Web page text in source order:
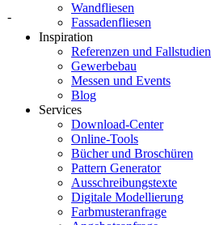
-
Wandfliesen
Fassadenfliesen
Inspiration
Referenzen und Fallstudien
Gewerbebau
Messen und Events
Blog
Services
Download-Center
Online-Tools
Bücher und Broschüren
Pattern Generator
Ausschreibungstexte
Digitale Modellierung
Farbmusteranfrage